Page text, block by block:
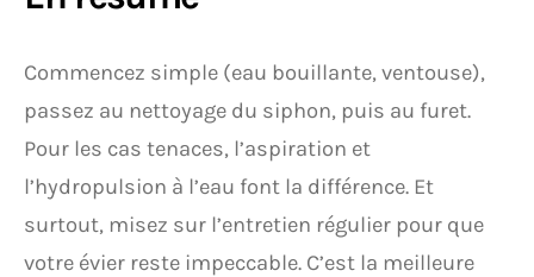
Commencez simple (eau bouillante, ventouse),
passez au nettoyage du siphon, puis au furet.
Pour les cas tenaces, l’aspiration et
l’hydropulsion à l’eau font la différence. Et
surtout, misez sur l’entretien régulier pour que
votre évier reste impeccable. C’est la meilleure